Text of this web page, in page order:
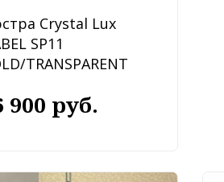
Crystal Lux
SP11
TRANSPARENT
900 руб.